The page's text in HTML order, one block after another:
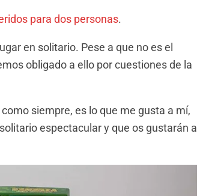
para dos personas.
en solitario. Pese a que no es el
obligado a ello por cuestiones de la
siempre, es lo que me gusta a mí,
espectacular y que os gustarán a